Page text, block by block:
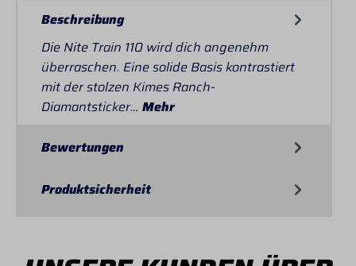
Beschreibung
Die Nite Train 110 wird dich angenehm
überraschen. Eine solide Basis kontrastiert
mit der stolzen Kimes Ranch-
Diamantsticker… Mehr
Bewertungen
Produktsicherheit